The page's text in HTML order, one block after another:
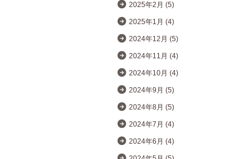
2025年2月 (5)
2025年1月 (4)
2024年12月 (5)
2024年11月 (4)
2024年10月 (4)
2024年9月 (5)
2024年8月 (5)
2024年7月 (4)
2024年6月 (4)